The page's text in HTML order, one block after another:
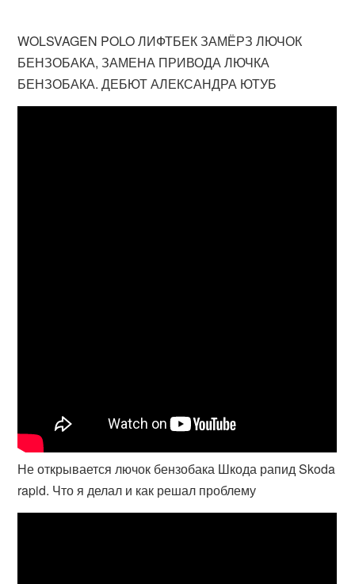
WOLSVAGEN POLO ЛИФТБЕК ЗАМЁРЗ ЛЮЧОК
БЕНЗОБАКА, ЗАМЕНА ПРИВОДА ЛЮЧКА
БЕНЗОБАКА. ДЕБЮТ АЛЕКСАНДРА ЮТУБ
Не открывается лючок бензобака Шкода рапид Skoda
rapid. Что я делал и как решал проблему